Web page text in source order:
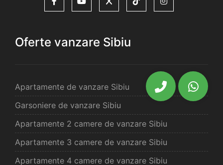
Oferte vanzare Sibiu
Apartamente de vanzare Sibiu
Garsoniere de vanzare Sibiu
Apartamente 2 camere de vanzare Sibiu
Apartamente 3 camere de vanzare Sibiu
Apartamente 4 camere de vanzare Sibiu